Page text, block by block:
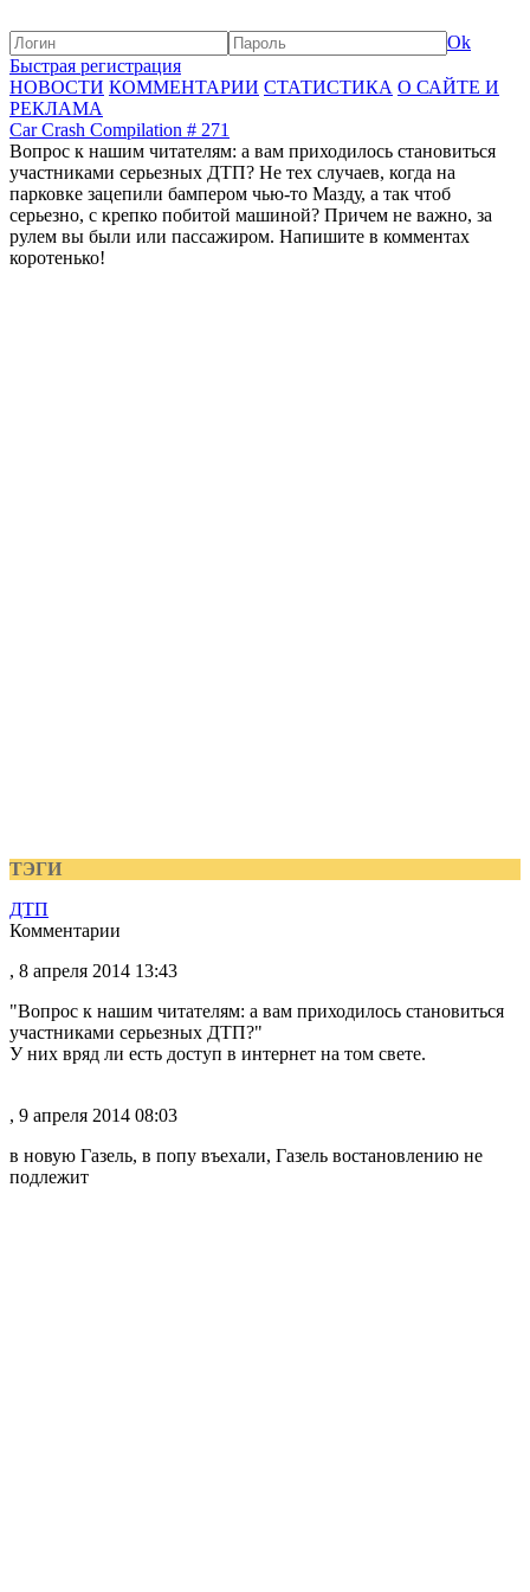
Ok
Быстрая регистрация
НОВОСТИ КОММЕНТАРИИ СТАТИСТИКА О САЙТЕ И
РЕКЛАМА
Car Crash Compilation # 271
Вопрос к нашим читателям: а вам приходилось становиться
участниками серьезных ДТП? Не тех случаев, когда на
парковке зацепили бампером чью-то Мазду, а так чтоб
серьезно, с крепко побитой машиной? Причем не важно, за
рулем вы были или пассажиром. Напишите в комментах
коротенько!
ТЭГИ
ДТП
Комментарии
, 8 апреля 2014 13:43
"Вопрос к нашим читателям: а вам приходилось становиться
участниками серьезных ДТП?"
У них вряд ли есть доступ в интернет на том свете.
, 9 апреля 2014 08:03
в новую Газель, в попу въехали, Газель востановлению не
подлежит